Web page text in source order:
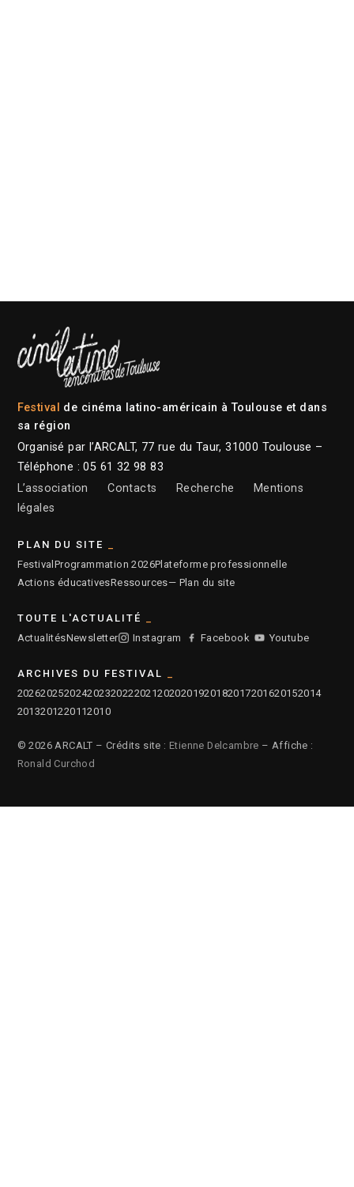
Festival de cinéma latino-américain à Toulouse et dans
sa région
Organisé par l’ARCALT, 77 rue du Taur, 31000 Toulouse –
Téléphone : 05 61 32 98 83
L’association
Contacts Recherche
Mentions
légales
PLAN DU SITE
Festival Programmation 2026Plateforme professionnelle
Actions éducativesRessources— Plan du site
TOUTE L'ACTUALITÉ
ActualitésNewsletter Instagram Facebook Youtube
ARCHIVES DU FESTIVAL
2026202520242023202220212020201920182017201620152014
2013201220112010
© 2026 ARCALT – Crédits site : Etienne Delcambre – Affiche :
Ronald Curchod